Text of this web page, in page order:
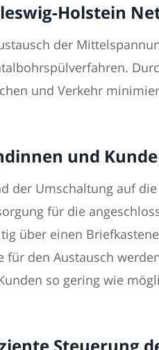
Holstein
der
und Verkehr
und
der Umschaltung auf
für die
über einen
für den Austausch
so gering wie